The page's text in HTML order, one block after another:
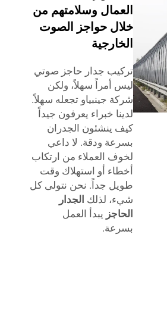
العمال وسلامتهم من
خلال حواجز الصوت
الخارجية
تركيب جدار حاجز صوتي
ليس أمراً سهلاً، ولكن
شركة جينبياو تجعله سهلاً.
لدينا خبراء يعرفون جيداً
كيف ينشئون الجدران
بسرعة ودقة. لا داعي
لخوف العملاء من ارتكاب
أخطاء أو استهلاك وقت
طويل جداً. نحن نتولى كل
شيء، لذلكالجدار
الحاجزيبدأ العمل
بسرعة.